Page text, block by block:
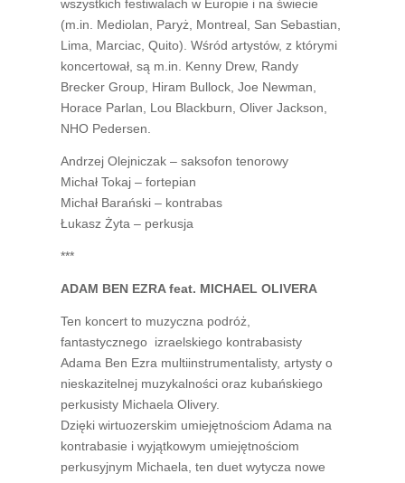
wszystkich festiwalach w Europie i na świecie
(m.in. Mediolan, Paryż, Montreal, San Sebastian,
Lima, Marciac, Quito). Wśród artystów, z którymi
koncertował, są m.in. Kenny Drew, Randy
Brecker Group, Hiram Bullock, Joe Newman,
Horace Parlan, Lou Blackburn, Oliver Jackson,
NHO Pedersen.
Andrzej Olejniczak – saksofon tenorowy
Michał Tokaj – fortepian
Michał Barański – kontrabas
Łukasz Żyta – perkusja
***
ADAM BEN EZRA feat. MICHAEL OLIVERA
Ten koncert to muzyczna podróż,
fantastycznego izraelskiego kontrabasisty
Adama Ben Ezra multiinstrumentalisty, artysty o
nieskazitelnej muzykalności oraz kubańskiego
perkusisty Michaela Olivery.
Dzięki wirtuozerskim umiejętnościom Adama na
kontrabasie i wyjątkowym umiejętnościom
perkusyjnym Michaela, ten duet wytycza nowe